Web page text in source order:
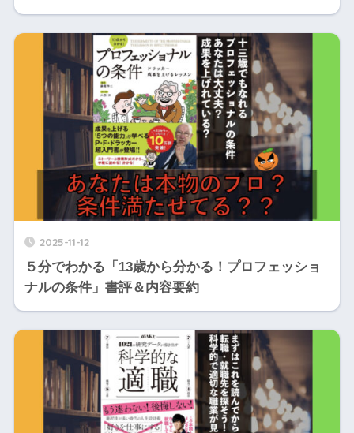
2025-11-12
５分でわかる「13歳から分かる！プロフェッショ
ナルの条件」書評＆内容要約